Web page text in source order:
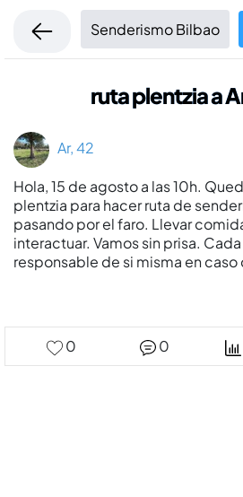
Senderismo Bilbao
ruta plentzia a
Ar, 42
Hola, 15 de agosto a las 10h.
plentzia para hacer ruta de
pasando por el faro. Llevar
interactuar. Vamos sin prisa.
responsable de si misma en
0 0